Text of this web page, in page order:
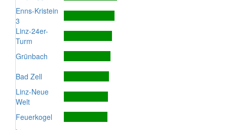
Enns-Kristein
3
Linz-24er-
Turm
Grünbach
Bad Zell
Linz-Neue
Welt
Feuerkogel